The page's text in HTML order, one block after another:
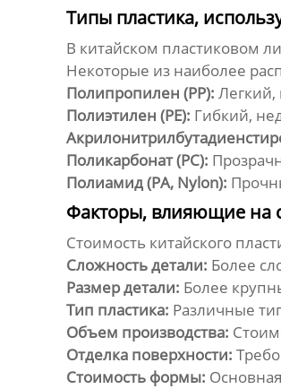
Типы пластика,
В китайском пластиковом
Некоторые из наиболее
Полипропилен (PP):
Полиэтилен (PE): Гибкий,
Поликарбонат (PC):
Полиамид (PA, Nylon):
Факторы, влияющие на
Стоимость китайского
Сложность детали: Более
Размер детали: Более
Тип пластика: Различные
Объем производства:
Отделка поверхности:
Стоимость формы: